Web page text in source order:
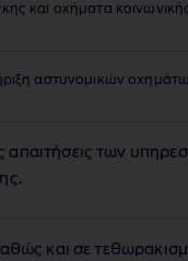
και οχήματα
αστυνομικών
των
και σε